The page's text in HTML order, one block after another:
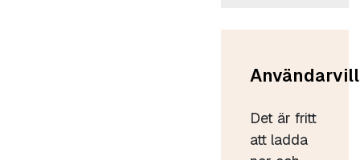
Det är fritt
att ladda